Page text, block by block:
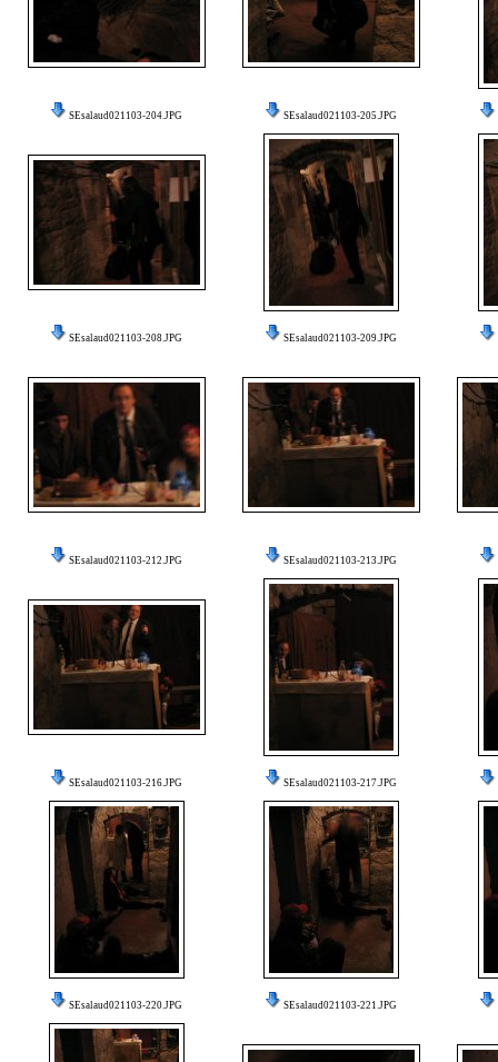
SEsalaud021103-204.JPG SEsalaud021103-205.JPG
SEsalaud021103-208.JPG SEsalaud021103-209.JPG
SEsalaud021103-212.JPG SEsalaud021103-213.JPG
SEsalaud021103-216.JPG SEsalaud021103-217.JPG
SEsalaud021103-220.JPG SEsalaud021103-221.JPG